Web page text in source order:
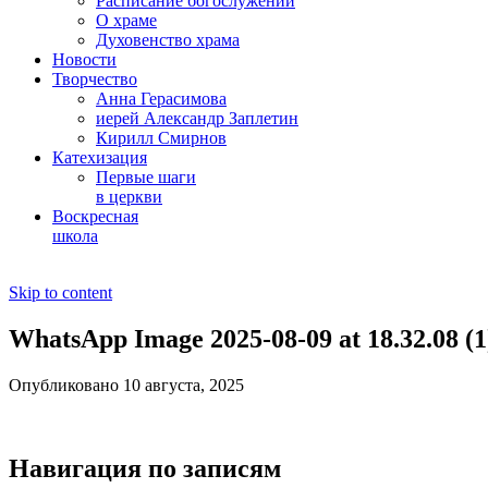
О храме
Духовенство храма
Новости
Творчество
Анна Герасимова
иерей Александр Заплетин
Кирилл Смирнов
Катехизация
Первые шаги
в церкви
Воскресная
школа
Skip to content
WhatsApp Image 2025-08-09 at 18.32.08
Опубликовано 10 августа, 2025
Навигация по записям